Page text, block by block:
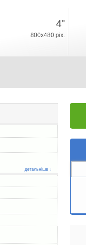
4"
800x480 pix.
детальніше ↓